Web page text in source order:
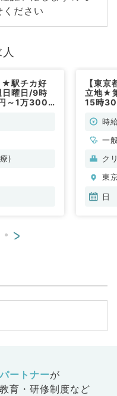
ください
★駅チカ好
曜日/9時
～1万3000
)
【東
立地★
15時
常勤）
時
一
ク
東
日
>
ートナーが
教育・研修制度など